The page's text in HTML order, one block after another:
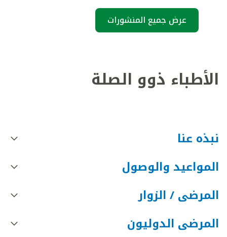
عرض جميع المنشورات
الأطباء ذوو الصلة
نبذه عنا
المواعيد والوصول
المرضى / الزوار
المرضى الدوليون